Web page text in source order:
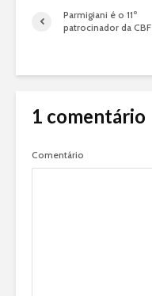
Parmigiani é o 11º
patrocinador da CBF
1 comentário
Comentário